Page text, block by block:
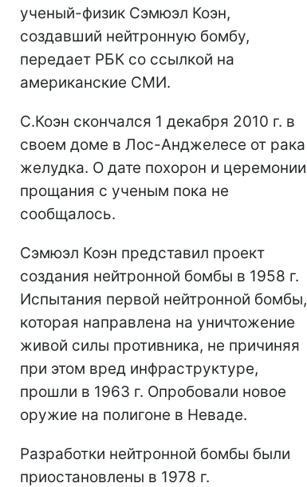
ученый-физик Сэмюэл Коэн,
создавший нейтронную бомбу,
передает РБК со ссылкой на
американские СМИ.
С.Коэн скончался 1 декабря 2010 г. в
своем доме в Лос-Анджелесе от рака
желудка. О дате похорон и церемонии
прощания с ученым пока не
сообщалось.
Сэмюэл Коэн представил проект
создания нейтронной бомбы в 1958 г.
Испытания первой нейтронной бомбы,
которая направлена на уничтожение
живой силы противника, не причиняя
при этом вред инфраструктуре,
прошли в 1963 г. Опробовали новое
оружие на полигоне в Неваде.
Разработки нейтронной бомбы были
приостановлены в 1978 г.